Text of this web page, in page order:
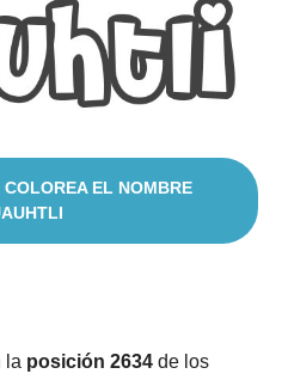
EL NOMBRE
la posición 2634 de los